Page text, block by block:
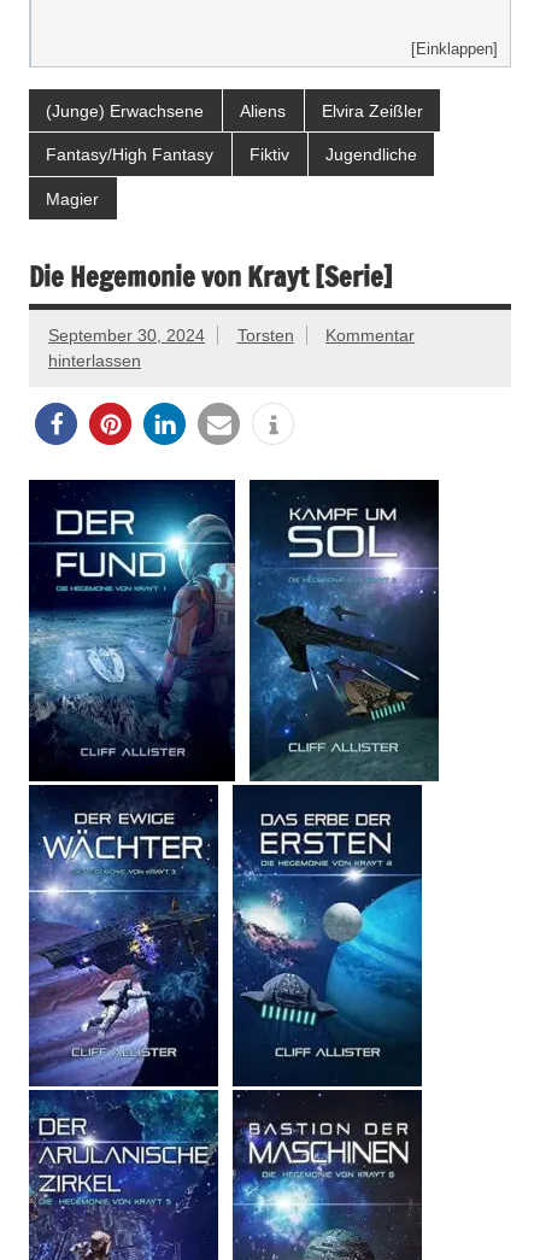
[Einklappen]
(Junge) Erwachsene Aliens Elvira Zeißler
Fantasy/High Fantasy Fiktiv Jugendliche
Magier
Die Hegemonie von Krayt [Serie]
September 30, 2024 Torsten
Kommentar
hinterlassen